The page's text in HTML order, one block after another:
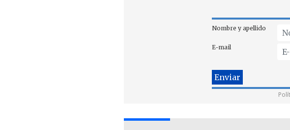
Nombre y apellido
E-mail